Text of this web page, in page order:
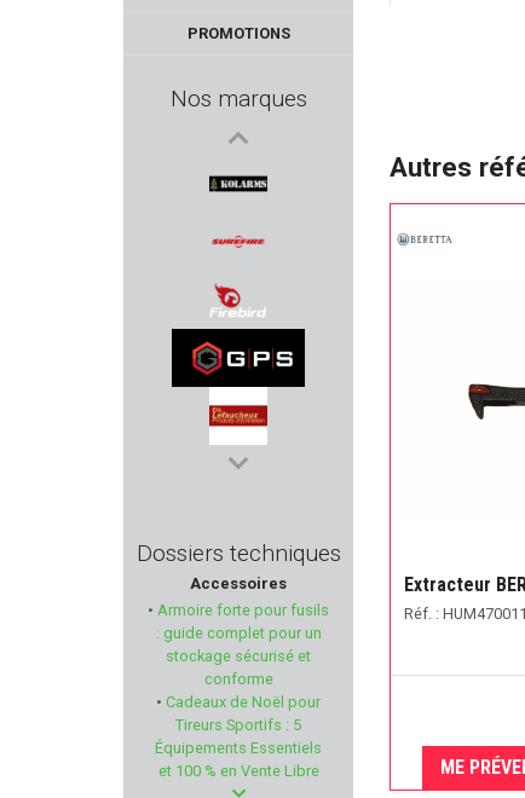
PROMOTIONS
Nos marques
GAMO
KOLARMS
SUREFIRE
FIREBIRD
GPS
ETS LEFAUCHEUX
ASE UTRA
RUBBER BALLS
SELLIER & BELLOT
MAGPUL
Dossiers techniques
Accessoires
• Armoire forte pour fusils
: guide complet pour un
stockage sécurisé et
conforme
• Cadeaux de Noël pour
Tireurs Sportifs : 5
Équipements Essentiels
et 100 % en Vente Libre
Autres
Extracteur
Réf. :
ME